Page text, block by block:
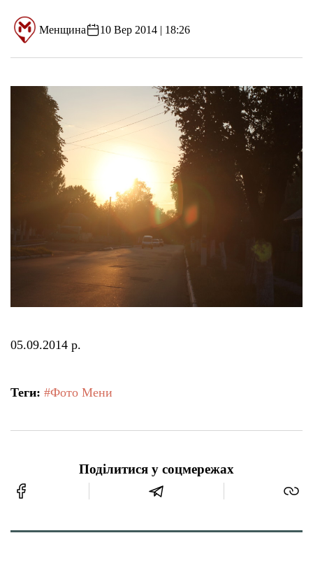
Менщина 10 Вер 2014 | 18:26
05.09.2014 р.
Теги: #Фото Мени
Поділитися у соцмережах